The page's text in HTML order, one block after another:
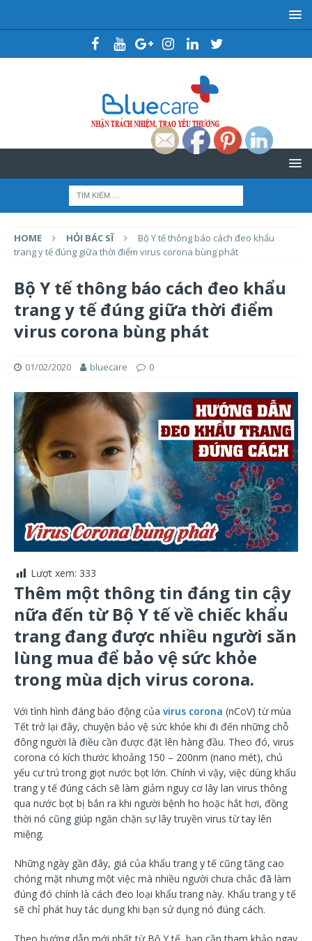
HOME HỎI BÁC SĨ
Bộ Y tế thông báo cách đeo khẩu
trang y tế đúng giữa thời điểm virus corona bùng phát
Bộ Y tế thông báo cách đeo khẩu
trang y tế đúng giữa thời điểm
virus corona bùng phát
01/02/2020 bluecare 0
Lượt xem: 333
Thêm một thông tin đáng tin cậy
nữa đến từ Bộ Y tế về chiếc khẩu
trang đang được nhiều người săn
lùng mua để bảo vệ sức khỏe
trong mùa dịch virus corona.
Với tình hình đáng báo động của virus corona (nCoV) từ mùa
Tết trở lại đây, chuyện bảo vệ sức khỏe khi đi đến những chỗ
đông người là điều cần được đặt lên hàng đầu. Theo đó, virus
corona có kích thước khoảng 150 – 200nm (nano mét), chủ
yếu cư trú trong giọt nước bọt lớn. Chính vì vậy, việc dùng khẩu
trang y tế đúng cách sẽ làm giảm nguy cơ lây lan virus thông
qua nước bọt bị bắn ra khi người bệnh ho hoặc hắt hơi, đồng
thời nó cũng giúp ngăn chặn sự lây truyền virus từ tay lên
miệng.
Những ngày gần đây, giá của khẩu trang y tế cũng tăng cao
chóng mặt nhưng một việc mà nhiều người chưa chắc đã làm
đúng đó chính là cách đeo loại khẩu trang này. Khẩu trang y tế
sẽ chỉ phát huy tác dụng khi bạn sử dụng nó đúng cách.
Theo hướng dẫn mới nhất từ Bộ Y tế, bạn cần tham khảo ngay